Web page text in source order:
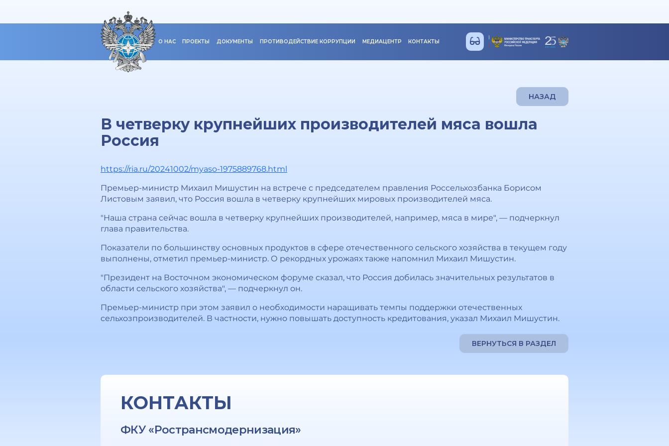
О НАС ПРОЕКТЫ ДОКУМЕНТЫ ПРОТИВОДЕЙСТВИЕ КОРРУПЦИИ МЕДИАЦЕНТР КОНТАКТЫ
НАЗАД
В четверку крупнейших производителей мяса вошла
Россия
https://ria.ru/20241002/myaso-1975889768.html
Премьер-министр Михаил Мишустин на встрече с председателем правления Россельхозбанка Борисом
Листовым заявил, что Россия вошла в четверку крупнейших мировых производителей мяса.
"Наша страна сейчас вошла в четверку крупнейших производителей, например, мяса в мире", — подчеркнул
глава правительства.
Показатели по большинству основных продуктов в сфере отечественного сельского хозяйства в текущем году
выполнены, отметил премьер-министр. О рекордных урожаях также напомнил Михаил Мишустин.
"Президент на Восточном экономическом форуме сказал, что Россия добилась значительных результатов в
области сельского хозяйства", — подчеркнул он.
Премьер-министр при этом заявил о необходимости наращивать темпы поддержки отечественных
сельхозпроизводителей. В частности, нужно повышать доступность кредитования, указал Михаил Мишустин.
ВЕРНУТЬСЯ В РАЗДЕЛ
КОНТАКТЫ
ФКУ «Ространсмодернизация»